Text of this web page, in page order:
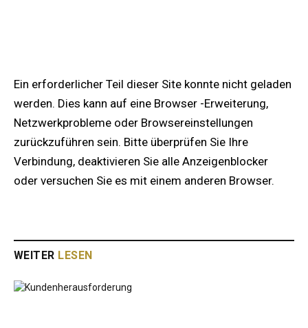
Ein erforderlicher Teil dieser Site konnte nicht geladen
werden. Dies kann auf eine Browser -Erweiterung,
Netzwerkprobleme oder Browsereinstellungen
zurückzuführen sein. Bitte überprüfen Sie Ihre
Verbindung, deaktivieren Sie alle Anzeigenblocker
oder versuchen Sie es mit einem anderen Browser.
WEITER LESEN